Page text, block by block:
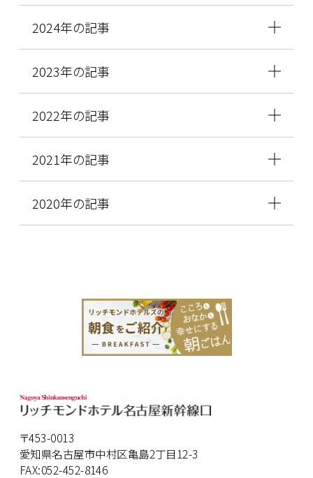
2024年の記事
2023年の記事
2022年の記事
2021年の記事
2020年の記事
〒453-0013
愛知県名古屋市中村区亀島2丁目12-3
FAX:052-452-8146